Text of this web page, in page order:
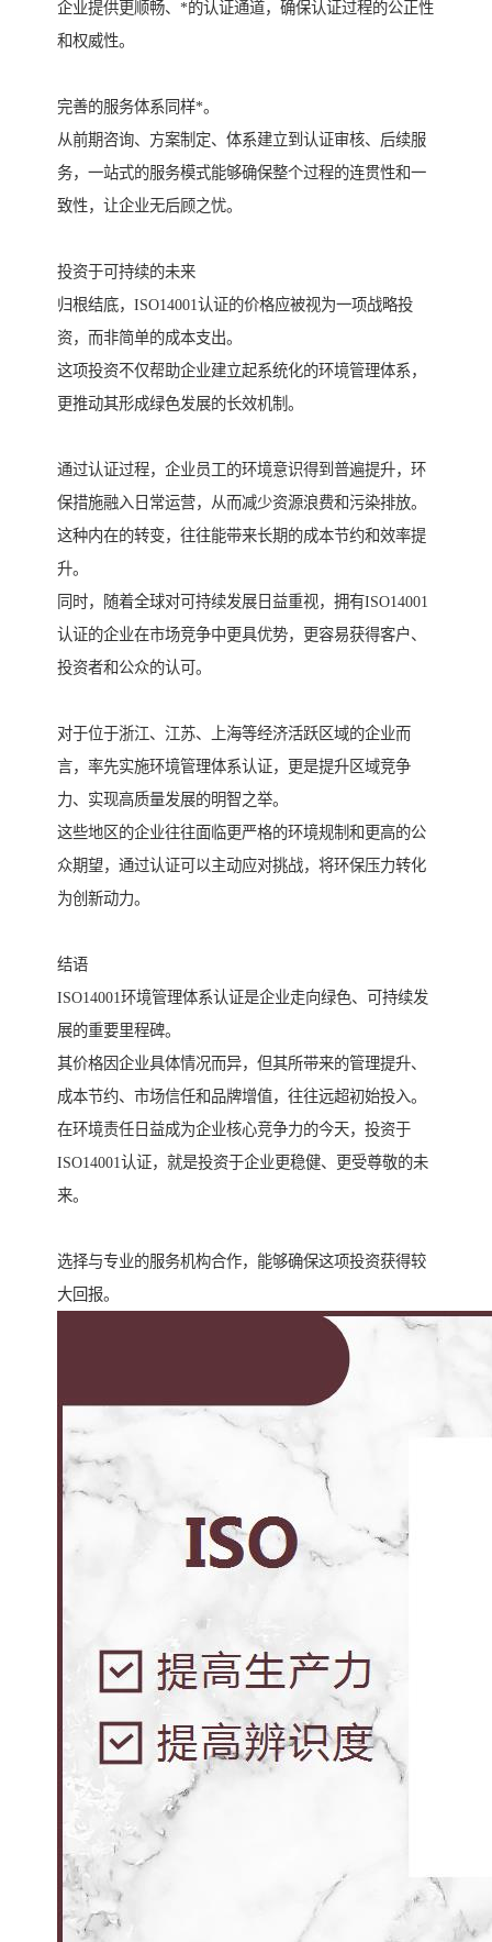
企业提供更顺畅、*的认证通道，确保认证过程的公正性
和权威性。
完善的服务体系同样*。
从前期咨询、方案制定、体系建立到认证审核、后续服
务，一站式的服务模式能够确保整个过程的连贯性和一
致性，让企业无后顾之忧。
投资于可持续的未来
归根结底，ISO14001认证的价格应被视为一项战略投
资，而非简单的成本支出。
这项投资不仅帮助企业建立起系统化的环境管理体系，
更推动其形成绿色发展的长效机制。
通过认证过程，企业员工的环境意识得到普遍提升，环
保措施融入日常运营，从而减少资源浪费和污染排放。
这种内在的转变，往往能带来长期的成本节约和效率提
升。
同时，随着全球对可持续发展日益重视，拥有ISO14001
认证的企业在市场竞争中更具优势，更容易获得客户、
投资者和公众的认可。
对于位于浙江、江苏、上海等经济活跃区域的企业而
言，率先实施环境管理体系认证，更是提升区域竞争
力、实现高质量发展的明智之举。
这些地区的企业往往面临更严格的环境规制和更高的公
众期望，通过认证可以主动应对挑战，将环保压力转化
为创新动力。
结语
ISO14001环境管理体系认证是企业走向绿色、可持续发
展的重要里程碑。
其价格因企业具体情况而异，但其所带来的管理提升、
成本节约、市场信任和品牌增值，往往远超初始投入。
在环境责任日益成为企业核心竞争力的今天，投资于
ISO14001认证，就是投资于企业更稳健、更受尊敬的未
来。
选择与专业的服务机构合作，能够确保这项投资获得较
大回报。